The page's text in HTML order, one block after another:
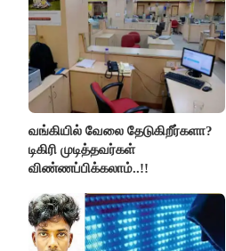
வங்கியில் வேலை தேடுகிறீர்களா?
டிகிரி முடித்தவர்கள்
விண்ணப்பிக்கலாம்..!!